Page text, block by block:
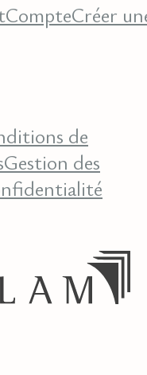
CompteCréer
de
Gestion des